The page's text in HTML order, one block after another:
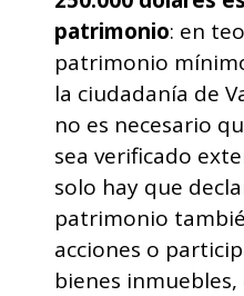
patrimonio: en
patrimonio
la ciudadanía de
no es necesario
sea verificado
solo hay que
patrimonio
acciones o
bienes